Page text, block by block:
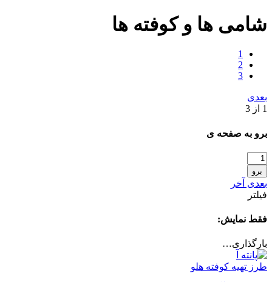
شامی ها و کوفته ها
1
2
3
بعدی
1 از 3
برو به صفحه ی
برو
بعدی آخر
فیلتر
فقط نمایش:
بارگذاری…
طرز تهیه کوفته هلو